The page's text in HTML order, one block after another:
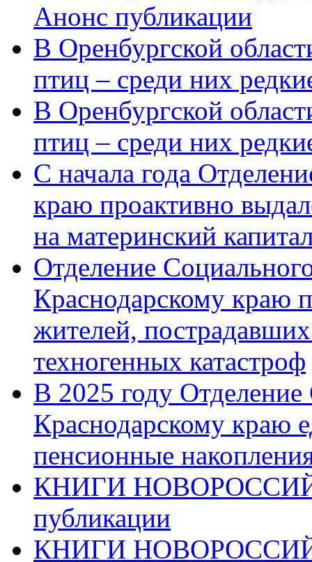
Анонс публикации
В Оренбургской
птиц – среди них
В Оренбургской
птиц – среди них
С начала года
краю проактивно
на материнский
Отделение
Краснодарскому краю
жителей,
техногенных катастроф
В 2025 году
Краснодарскому краю
пенсионные
КНИГИ
публикации
КНИГИ